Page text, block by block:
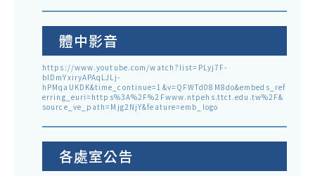
體中影音
https://www.youtube.com/watch?list=PLyj7F-
blDmYxiryAPAqLJLj-
hPMqaUKDK&time_continue=1&v=QFWTd08M8do&embeds_ref
erring_euri=https%3A%2F%2Fwww.ntpehs.ttct.edu.tw%2F&
source_ve_path=Mjg2NjY&feature=emb_logo
各處室公告